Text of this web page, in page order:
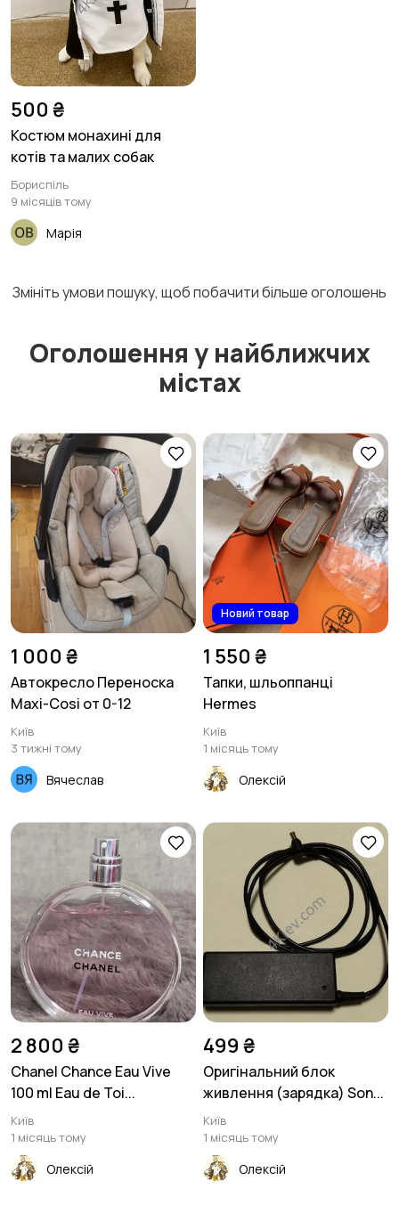
500 ₴
Костюм монахині для
котів та малих собак
Бориспіль
9 місяців тому
Марія
Змініть умови пошуку, щоб побачити більше оголошень
Оголошення у найближчих
містах
1 000 ₴
Автокресло Переноска
Maxi-Cosi от 0-12
Київ
3 тижні тому
Вячеслав
Новий товар
1 550 ₴
Тапки, шльоппанці
Hermes
Київ
1 місяць тому
Олексій
2 800 ₴
Chanel Chance Eau Vive
100 ml Eau de Toi...
Київ
1 місяць тому
Олексій
499 ₴
Оригінальний блок
живлення (зарядка) Son...
Київ
1 місяць тому
Олексій